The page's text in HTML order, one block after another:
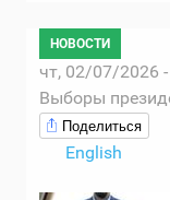
НОВОСТИ
чт, 02/07/2026
Выборы
Поделиться
English